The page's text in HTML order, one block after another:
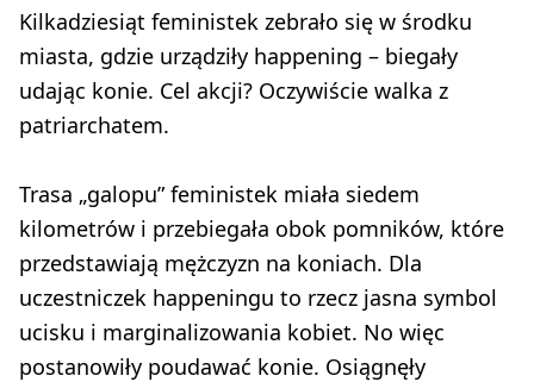
Kilkadziesiąt feministek zebrało się w środku
miasta, gdzie urządziły happening – biegały
udając konie. Cel akcji? Oczywiście walka z
patriarchatem.
Trasa „galopu” feministek miała siedem
kilometrów i przebiegała obok pomników, które
przedstawiają mężczyzn na koniach. Dla
uczestniczek happeningu to rzecz jasna symbol
ucisku i marginalizowania kobiet. No więc
postanowiły poudawać konie. Osiągnęły